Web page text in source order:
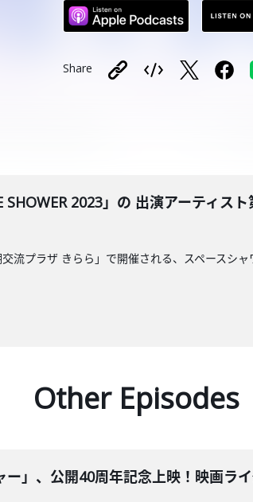
Share
SHOWER 2023」の 出演アーティ
流プラザ きらら」で開催される、スペースシ
Other Episodes
ー」、公開40周年記念上映！映画